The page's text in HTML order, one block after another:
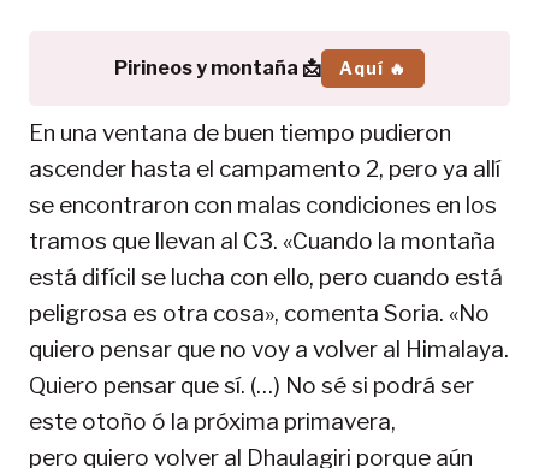
Pirineos y montaña 📩 Aquí 🔥
En una ventana de buen tiempo pudieron
ascender hasta el campamento 2, pero ya allí
se encontraron con malas condiciones en los
tramos que llevan al C3. «Cuando la montaña
está difícil se lucha con ello, pero cuando está
peligrosa es otra cosa», comenta Soria. «No
quiero pensar que no voy a volver al Himalaya.
Quiero pensar que sí. (…) No sé si podrá ser
este otoño ó la próxima primavera,
pero quiero volver al Dhaulagiri porque aún